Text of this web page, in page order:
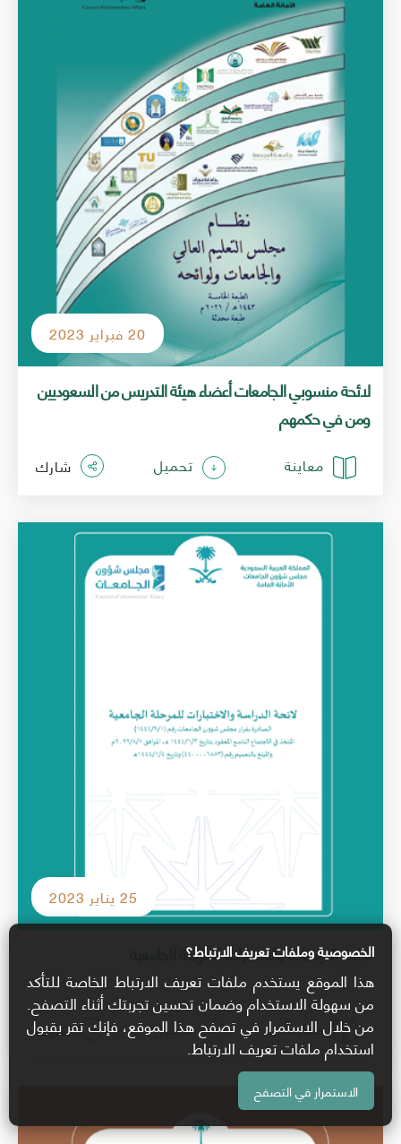
لائحة منسوبي الجامعات أعضاء هيئة التدريس من السعوديين
ومن في حكمهم
20 فبراير 2023
معاينة تحميل شارك
لائحة الدراسات والاختبارات للمرحلة الجامعية
25 يناير 2023
معاينة تحميل شارك
الصورة
الخصوصية وملفات تعريف الارتباط؟
هذا الموقع يستخدم ملفات تعريف الارتباط الخاصة للتأكد
من سهولة الاستخدام وضمان تحسين تجربتك أثناء التصفح.
من خلال الاستمرار في تصفح هذا الموقع، فإنك تقر بقبول
استخدام ملفات تعريف الارتباط.
الاستمرار في التصفح